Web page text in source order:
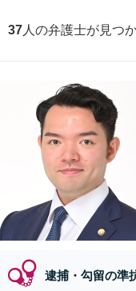
37 人の弁護士が見つ
逮捕・勾留の準